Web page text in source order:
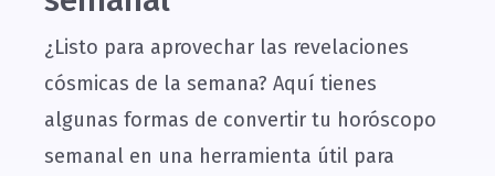
¿Listo para aprovechar las revelaciones
cósmicas de la semana? Aquí tienes
algunas formas de convertir tu horóscopo
semanal en una herramienta útil para